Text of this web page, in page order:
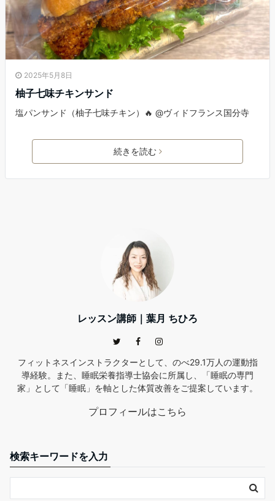
2025年5月8日
柚子七味チキンサンド
塩パンサンド（柚子七味チキン）🔥 @ヴィドフランス国分寺
続きを読む
レッスン講師｜葉月 ちひろ
フィットネスインストラクターとして、のべ29.1万人の運動指
導経験。また、睡眠栄養指導士協会に所属し、「睡眠の専門
家」として「睡眠」を軸とした体質改善をご提案しています。
プロフィールはこちら
検索キーワードを入力